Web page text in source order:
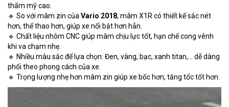
thẩm mỹ cao.
🔹 So với mâm zin của Vario 2018, mâm X1R có thiết kế sắc nét
hơn, thể thao hơn, giúp xe nổi bật hơn hẳn.
🔹 Chất liệu nhôm CNC giúp mâm chịu lực tốt, hạn chế cong vênh
khi va chạm nhẹ.
🔹 Nhiều màu sắc để lựa chọn: Đen, vàng, bạc, xanh titan,… dễ dàng
phối theo phong cách của xe.
🔹 Trọng lượng nhẹ hơn mâm zin giúp xe bốc hơn, tăng tốc tốt hơn.